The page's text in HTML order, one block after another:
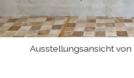
Austausch Die-Berlin 2023
Sommerprogramm 2023
Ausstellungsansicht von